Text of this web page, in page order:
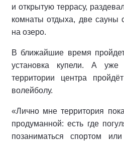
и открытую террасу,
комнаты отдыха, две
на озеро.
В ближайшие время
установка купели. А
территории центра
волейболу.
«Лично мне территория
продуманной: есть где
позаниматься спортом